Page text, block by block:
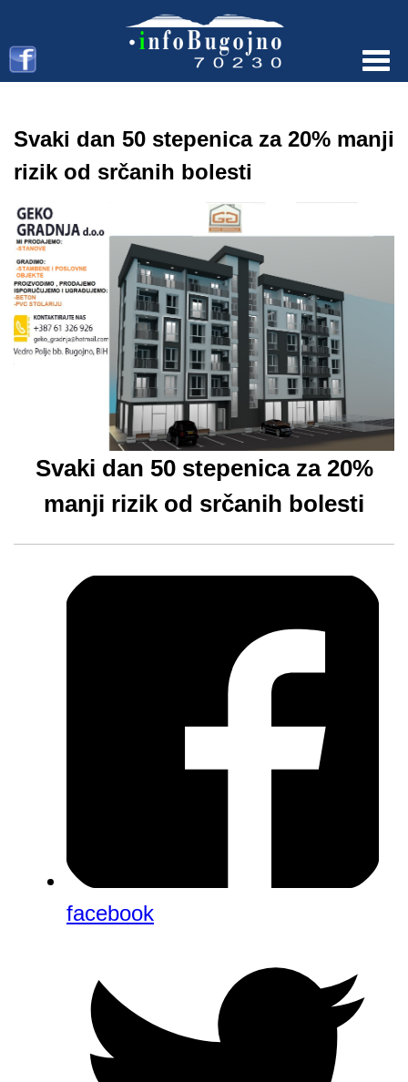
Svaki dan 50 stepenica za 20% manji
rizik od srčanih bolesti
Svaki dan 50 stepenica za 20%
manji rizik od srčanih bolesti
facebook